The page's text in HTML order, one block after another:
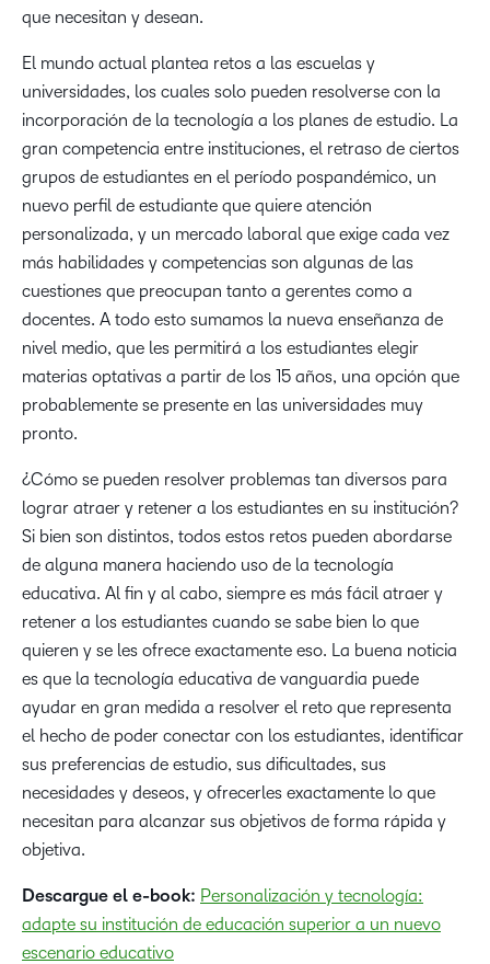
que necesitan y desean.
El mundo actual plantea retos a las escuelas y
universidades, los cuales solo pueden resolverse con la
incorporación de la tecnología a los planes de estudio. La
gran competencia entre instituciones, el retraso de ciertos
grupos de estudiantes en el período pospandémico, un
nuevo perfil de estudiante que quiere atención
personalizada, y un mercado laboral que exige cada vez
más habilidades y competencias son algunas de las
cuestiones que preocupan tanto a gerentes como a
docentes. A todo esto sumamos la nueva enseñanza de
nivel medio, que les permitirá a los estudiantes elegir
materias optativas a partir de los 15 años, una opción que
probablemente se presente en las universidades muy
pronto.
¿Cómo se pueden resolver problemas tan diversos para
lograr atraer y retener a los estudiantes en su institución?
Si bien son distintos, todos estos retos pueden abordarse
de alguna manera haciendo uso de la tecnología
educativa. Al fin y al cabo, siempre es más fácil atraer y
retener a los estudiantes cuando se sabe bien lo que
quieren y se les ofrece exactamente eso. La buena noticia
es que la tecnología educativa de vanguardia puede
ayudar en gran medida a resolver el reto que representa
el hecho de poder conectar con los estudiantes, identificar
sus preferencias de estudio, sus dificultades, sus
necesidades y deseos, y ofrecerles exactamente lo que
necesitan para alcanzar sus objetivos de forma rápida y
objetiva.
Descargue el e-book: Personalización y tecnología:
adapte su institución de educación superior a un nuevo
escenario educativo